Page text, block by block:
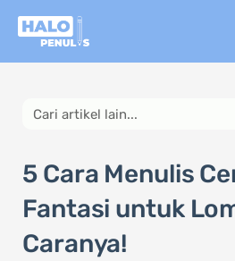
Lewati
Search
5 Cara Menulis
Fantasi untuk
Caranya!